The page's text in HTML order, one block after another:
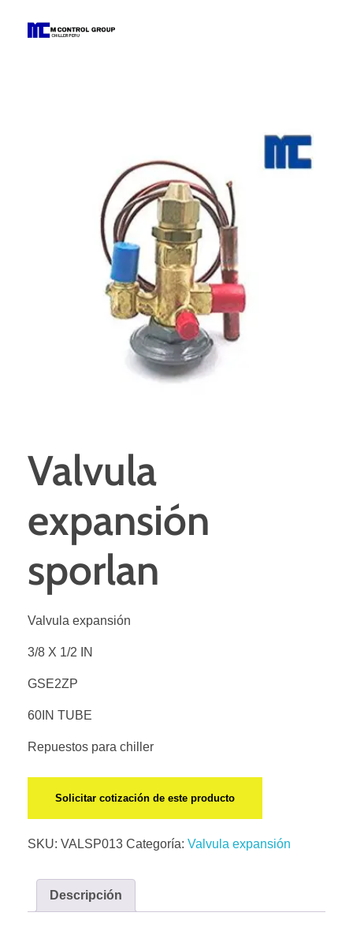
Valvula
expansión
sporlan
Valvula expansión
3/8 X 1/2 IN
GSE2ZP
60IN TUBE
Repuestos para chiller
Solicitar cotización de este producto
SKU: VALSP013 Categoría: Valvula expansión
Descripción